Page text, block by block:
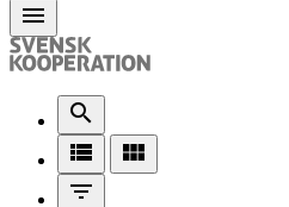
menu
search
view_list
view_module
filter_list